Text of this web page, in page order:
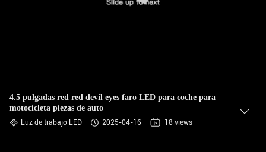
4.5 pulgadas red red devil eyes faro LED para coche para
motocicleta piezas de auto
Luz de trabajo LED 2025-04-16 18 views